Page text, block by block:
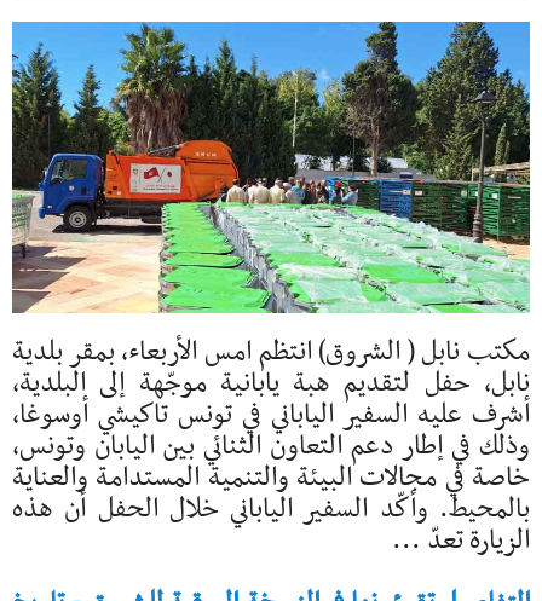
مكتب نابل ( الشروق) انتظم امس الأربعاء، بمقر بلدية
نابل، حفل لتقديم هبة يابانية موجّهة إلى البلدية،
أشرف عليه السفير الياباني في تونس تاكيشي أوسوغا،
وذلك في إطار دعم التعاون الثنائي بين اليابان وتونس،
خاصة في مجالات البيئة والتنمية المستدامة والعناية
بالمحيط. وأكّد السفير الياباني خلال الحفل أن هذه
الزيارة تعدّ ...